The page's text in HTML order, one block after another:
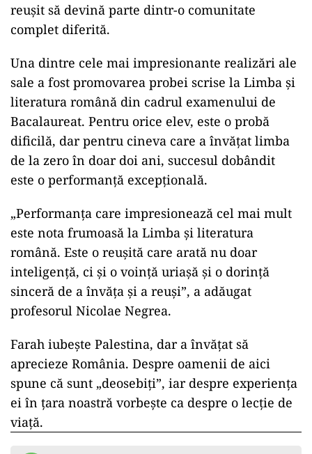
reușit să devină parte dintr-o comunitate
complet diferită.
Una dintre cele mai impresionante realizări ale
sale a fost promovarea probei scrise la Limba și
literatura română din cadrul examenului de
Bacalaureat. Pentru orice elev, este o probă
dificilă, dar pentru cineva care a învățat limba
de la zero în doar doi ani, succesul dobândit
este o performanță excepțională.
„Performanța care impresionează cel mai mult
este nota frumoasă la Limba și literatura
română. Este o reușită care arată nu doar
inteligență, ci și o voință uriașă și o dorință
sinceră de a învăța și a reuși”, a adăugat
profesorul Nicolae Negrea.
Farah iubește Palestina, dar a învățat să
aprecieze România. Despre oamenii de aici
spune că sunt „deosebiți”, iar despre experiența
ei în țara noastră vorbește ca despre o lecție de
viață.